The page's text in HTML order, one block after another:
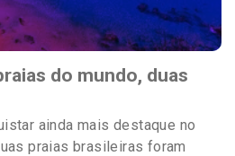
do mundo, duas
ainda mais destaque no
praias brasileiras foram